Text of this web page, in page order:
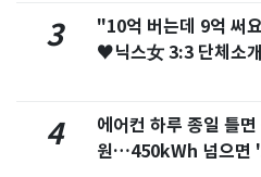
3
"10억 버는데 9억 써
♥닉스女 3:3 단체소
4
에어컨 하루 종일 틀
원…450kWh 넘으면